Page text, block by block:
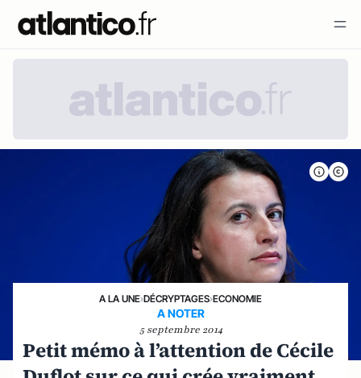
A LA UNE›DÉCRYPTAGES›ECONOMIE
A NOTER
5 septembre 2014
Petit mémo à l’attention de Cécile